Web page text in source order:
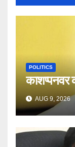
POLITICS
काशप्पनवर
AUG 9, 2026